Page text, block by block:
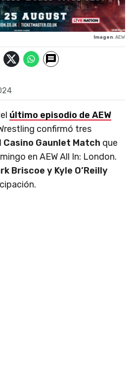
Imagen: AEW
último episodio de AEW
confirmó tres
Casino Gaunlet Match que
en AEW All In: London.
Briscoe y Kyle O’Reilly